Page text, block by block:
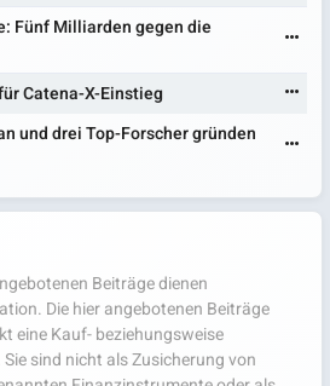
Fünf Milliarden gegen die
Catena-X-Einstieg
und drei Top-Forscher gründen
Beiträge dienen
Die hier angebotenen Beiträge
eine Kauf- beziehungsweise
sind nicht als Zusicherung von